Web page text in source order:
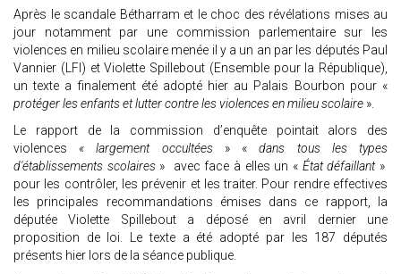
Après le scandale Bétharram et le choc des révélations mises au
jour notamment par une commission parlementaire sur les
violences en milieu scolaire menée il y a un an par les députés Paul
Vannier (LFI) et Violette Spillebout (Ensemble pour la République),
un texte a finalement été adopté hier au Palais Bourbon pour «
protéger les enfants et lutter contre les violences en milieu scolaire ».
Le rapport de la commission d’enquête pointait alors des
violences « largement occultées» « dans tous les types
d'établissements scolaires» avec face à elles un « État défaillant»
pour les contrôler, les prévenir et les traiter. Pour rendre effectives
les principales recommandations émises dans ce rapport, la
députée Violette Spillebout a déposé en avril dernier une
proposition de loi. Le texte a été adopté par les 187 députés
présents hier lors de la séance publique.